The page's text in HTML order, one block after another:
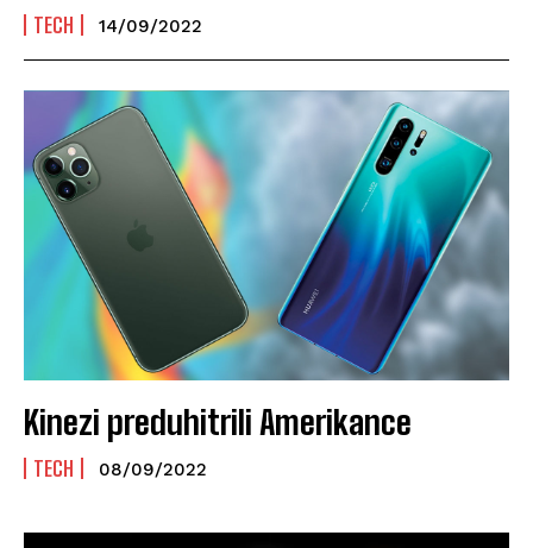
TECH 14/09/2022
Kinezi preduhitrili Amerikance
TECH 08/09/2022